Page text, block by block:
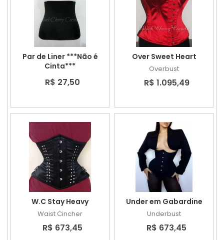
Par de Liner ***Não é
Cinta***
R$ 27,50
Over Sweet Heart
Overbust
R$ 1.095,49
W.C Stay Heavy
Waist Cincher
R$ 673,45
Under em Gabardine
Underbust
R$ 673,45